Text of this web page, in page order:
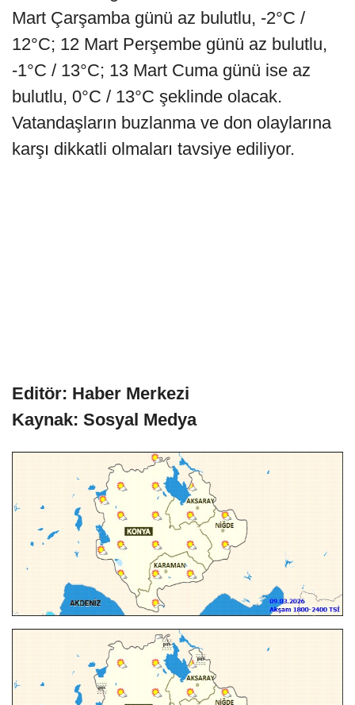
Mart Çarşamba günü az bulutlu, -2°C /
12°C; 12 Mart Perşembe günü az bulutlu,
-1°C / 13°C; 13 Mart Cuma günü ise az
bulutlu, 0°C / 13°C şeklinde olacak.
Vatandaşların buzlanma ve don olaylarına
karşı dikkatli olmaları tavsiye ediliyor.
Editör: Haber Merkezi
Kaynak: Sosyal Medya